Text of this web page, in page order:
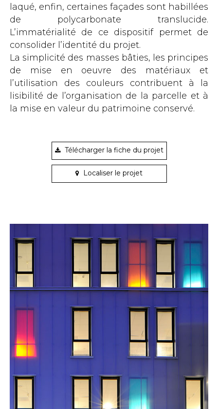
laqué, enfin, certaines façades sont habillées
de polycarbonate translucide.
L’immatérialité de ce dispositif permet de
consolider l’identité du projet.
La simplicité des masses bâties, les principes
de mise en oeuvre des matériaux et
l’utilisation des couleurs contribuent à la
lisibilité de l’organisation de la parcelle et à
la mise en valeur du patrimoine conservé.
Télécharger la fiche du projet
Localiser le projet